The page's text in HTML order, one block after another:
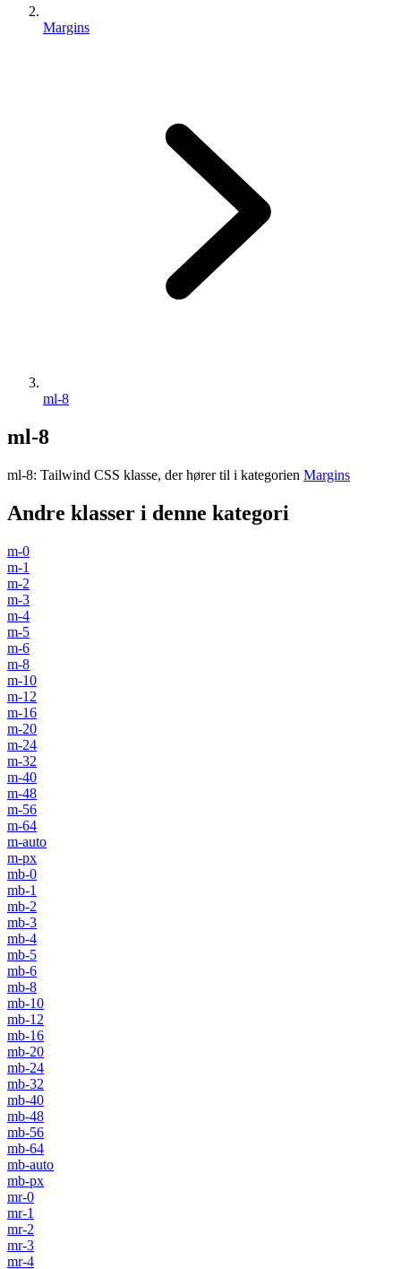
Margins
ml-8
ml-8
ml-8: Tailwind CSS klasse, der hører til i kategorien Margins
Andre klasser i denne kategori
m-0
m-1
m-2
m-3
m-4
m-5
m-6
m-8
m-10
m-12
m-16
m-20
m-24
m-32
m-40
m-48
m-56
m-64
m-auto
m-px
mb-0
mb-1
mb-2
mb-3
mb-4
mb-5
mb-6
mb-8
mb-10
mb-12
mb-16
mb-20
mb-24
mb-32
mb-40
mb-48
mb-56
mb-64
mb-auto
mb-px
mr-0
mr-1
mr-2
mr-3
mr-4